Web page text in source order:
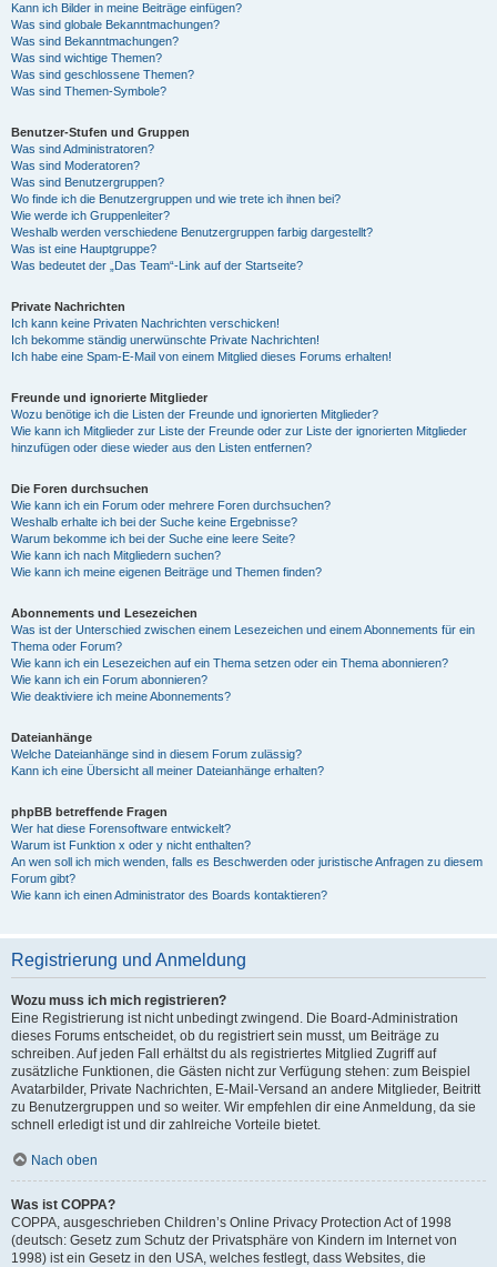
Kann ich Bilder in meine Beiträge einfügen?
Was sind globale Bekanntmachungen?
Was sind Bekanntmachungen?
Was sind wichtige Themen?
Was sind geschlossene Themen?
Was sind Themen-Symbole?
Benutzer-Stufen und Gruppen
Was sind Administratoren?
Was sind Moderatoren?
Was sind Benutzergruppen?
Wo finde ich die Benutzergruppen und wie trete ich ihnen bei?
Wie werde ich Gruppenleiter?
Weshalb werden verschiedene Benutzergruppen farbig dargestellt?
Was ist eine Hauptgruppe?
Was bedeutet der „Das Team“-Link auf der Startseite?
Private Nachrichten
Ich kann keine Privaten Nachrichten verschicken!
Ich bekomme ständig unerwünschte Private Nachrichten!
Ich habe eine Spam-E-Mail von einem Mitglied dieses Forums erhalten!
Freunde und ignorierte Mitglieder
Wozu benötige ich die Listen der Freunde und ignorierten Mitglieder?
Wie kann ich Mitglieder zur Liste der Freunde oder zur Liste der ignorierten Mitglieder
hinzufügen oder diese wieder aus den Listen entfernen?
Die Foren durchsuchen
Wie kann ich ein Forum oder mehrere Foren durchsuchen?
Weshalb erhalte ich bei der Suche keine Ergebnisse?
Warum bekomme ich bei der Suche eine leere Seite?
Wie kann ich nach Mitgliedern suchen?
Wie kann ich meine eigenen Beiträge und Themen finden?
Abonnements und Lesezeichen
Was ist der Unterschied zwischen einem Lesezeichen und einem Abonnements für ein
Thema oder Forum?
Wie kann ich ein Lesezeichen auf ein Thema setzen oder ein Thema abonnieren?
Wie kann ich ein Forum abonnieren?
Wie deaktiviere ich meine Abonnements?
Dateianhänge
Welche Dateianhänge sind in diesem Forum zulässig?
Kann ich eine Übersicht all meiner Dateianhänge erhalten?
phpBB betreffende Fragen
Wer hat diese Forensoftware entwickelt?
Warum ist Funktion x oder y nicht enthalten?
An wen soll ich mich wenden, falls es Beschwerden oder juristische Anfragen zu diesem
Forum gibt?
Wie kann ich einen Administrator des Boards kontaktieren?
Registrierung und Anmeldung
Wozu muss ich mich registrieren?
Eine Registrierung ist nicht unbedingt zwingend. Die Board-Administration
dieses Forums entscheidet, ob du registriert sein musst, um Beiträge zu
schreiben. Auf jeden Fall erhältst du als registriertes Mitglied Zugriff auf
zusätzliche Funktionen, die Gästen nicht zur Verfügung stehen: zum Beispiel
Avatarbilder, Private Nachrichten, E-Mail-Versand an andere Mitglieder, Beitritt
zu Benutzergruppen und so weiter. Wir empfehlen dir eine Anmeldung, da sie
schnell erledigt ist und dir zahlreiche Vorteile bietet.
Nach oben
Was ist COPPA?
COPPA, ausgeschrieben Children’s Online Privacy Protection Act of 1998
(deutsch: Gesetz zum Schutz der Privatsphäre von Kindern im Internet von
1998) ist ein Gesetz in den USA, welches festlegt, dass Websites, die